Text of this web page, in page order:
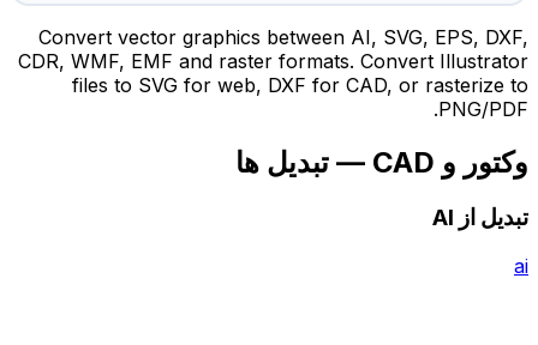
Convert vector graphics between AI, SVG, EPS, DXF,
CDR, WMF, EMF and raster formats. Convert Illustrator
files to SVG for web, DXF for CAD, or rasterize to
PNG/PDF.
وکتور و CAD — تبدیل ها
تبدیل از AI
ai